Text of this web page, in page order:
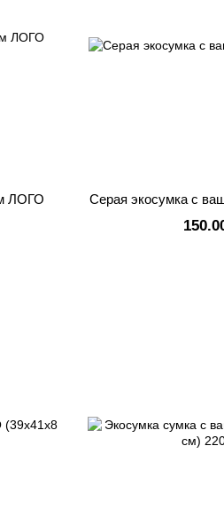
ЛОГО
Серая экосумка с